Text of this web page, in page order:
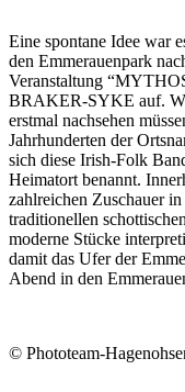
Eine spontane Idee war
den Emmerauenpark
Veranstaltung
BRAKER-SYKE auf.
erstmal nachsehen
Jahrhunderten der
sich diese Irish-Folk
Heimatort benannt.
zahlreichen Zuschauer
traditionellen
moderne Stücke
damit das Ufer der
Abend in den
© Phototeam-